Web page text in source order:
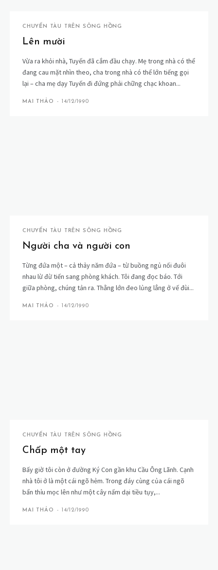
CHUYẾN TÀU TRÊN SÔNG HỒNG
Lên mười
Vừa ra khỏi nhà, Tuyến đã cắm đầu chạy. Mẹ trong nhà có thể
đang cau mặt nhìn theo, cha trong nhà có thể lớn tiếng gọi
lại – cha mẹ dạy Tuyến đi đứng phải chững chạc khoan...
MAI THẢO - 14/12/1990
CHUYẾN TÀU TRÊN SÔNG HỒNG
Người cha và người con
Từng đứa một – cả thảy năm đứa – từ buồng ngủ nối đuôi
nhau lừ đừ tiến sang phòng khách. Tôi đang đọc báo. Tới
giữa phòng, chúng tản ra. Thằng lớn đeo lủng lẳng ở vế đùi...
MAI THẢO - 14/12/1990
CHUYẾN TÀU TRÊN SÔNG HỒNG
Chấp một tay
Bấy giờ tôi còn ở đường Ký Con gần khu Cầu Ông Lãnh. Cạnh
nhà tôi ở là một cái ngõ hẻm. Trong đáy cùng của cái ngõ
bẩn thỉu mọc lên như một cây nấm dại tiều tụy,...
MAI THẢO - 14/12/1990